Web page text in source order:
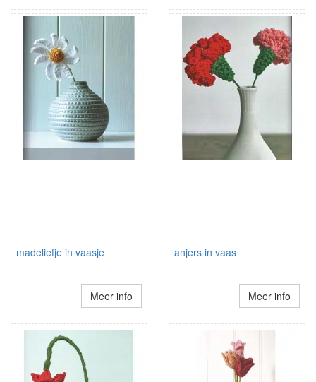
madeliefje in vaasje
Meer info
anjers in vaas
Meer info